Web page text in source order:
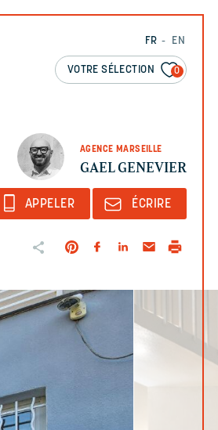
FR EN
VOTRE SÉLECTION 0
AGENCE MARSEILLE
GAEL GENEVIER
APPELER ÉCRIRE